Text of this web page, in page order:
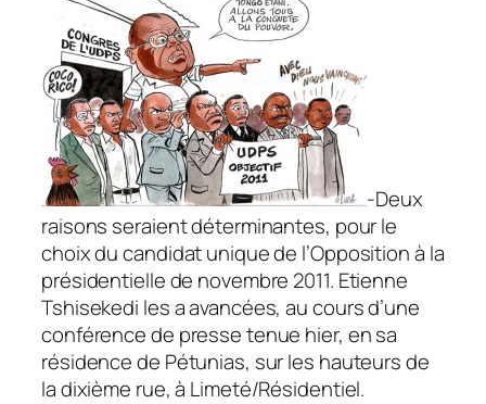
-Deux
raisons seraient déterminantes, pour le
choix du candidat unique de l’Opposition à la
présidentielle de novembre 2011. Etienne
Tshisekedi les a avancées, au cours d’une
conférence de presse tenue hier, en sa
résidence de Pétunias, sur les hauteurs de
la dixième rue, à Limeté/Résidentiel.